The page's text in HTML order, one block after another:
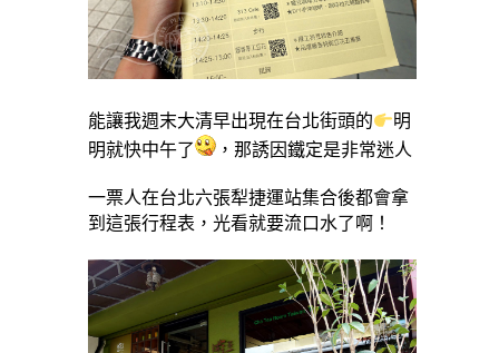
能讓我週末大清早出現在台北街頭的
明
明就快中午了
，那誘因鐵定是非常迷人
一票人在台北六張犁捷運站集合後都會拿
到這張行程表，光看就要流口水了啊！